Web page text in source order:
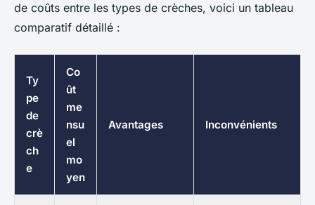
de coûts entre les types de crèches, voici un tableau
comparatif détaillé :
Ty
pe
de
crè
ch
e
Co
ût
me
nsu
el
mo
yen
Avantages Inconvénients